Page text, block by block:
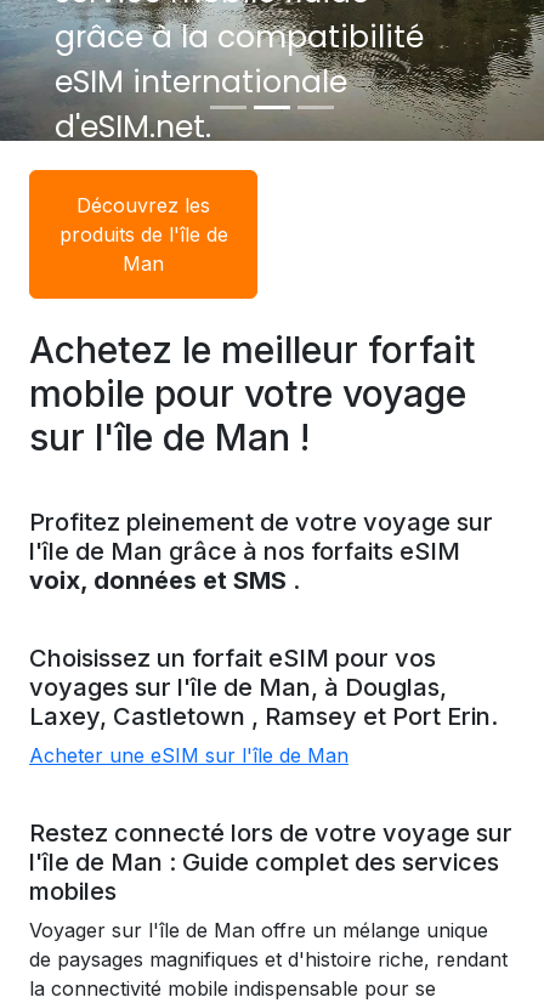
grâce à la compatibilité
eSIM internationale
d'eSIM.net.
Découvrez les
produits de l'île de
Man
Achetez le meilleur forfait
mobile pour votre voyage
sur l'île de Man !
Profitez pleinement de votre voyage sur
l'île de Man grâce à nos forfaits eSIM
voix, données et SMS .
Choisissez un forfait eSIM pour vos
voyages sur l'île de Man, à Douglas,
Laxey, Castletown , Ramsey et Port Erin.
Acheter une eSIM sur l'île de Man
Restez connecté lors de votre voyage sur
l'île de Man : Guide complet des services
mobiles
Voyager sur l'île de Man offre un mélange unique
de paysages magnifiques et d'histoire riche, rendant
la connectivité mobile indispensable pour se